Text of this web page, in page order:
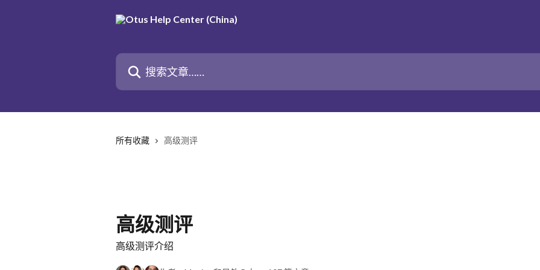
搜索文章……
所有收藏 高级测评
高级测评
高级测评介绍